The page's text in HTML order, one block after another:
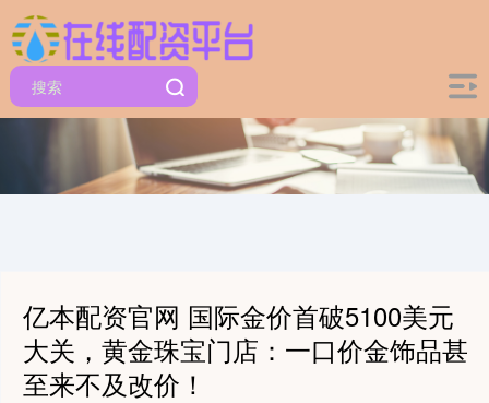
亿本配资官网 国际金价首破5100美元
大关，黄金珠宝门店：一口价金饰品甚
至来不及改价！